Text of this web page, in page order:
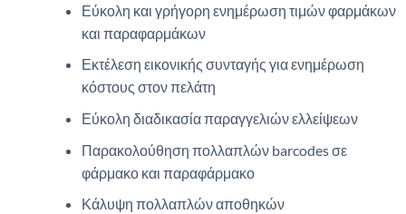
Εύκολη και γρήγορη ενημέρωση τιμών φαρμάκων
και παραφαρμάκων
Εκτέλεση εικονικής συνταγής για ενημέρωση
κόστους στον πελάτη
Εύκολη διαδικασία παραγγελιών ελλείψεων
Παρακολούθηση πολλαπλών barcodes σε
φάρμακο και παραφάρμακο
Κάλυψη πολλαπλών αποθηκών